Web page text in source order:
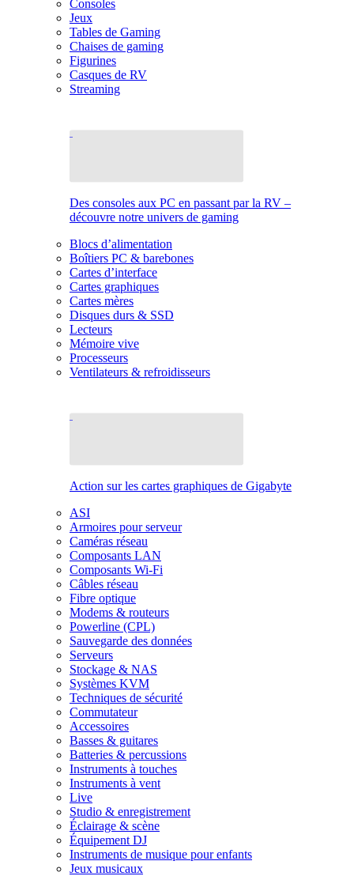
Consoles
Jeux
Tables de Gaming
Chaises de gaming
Figurines
Casques de RV
Streaming
Des consoles aux PC en passant par la RV –
découvre notre univers de gaming
Blocs d’alimentation
Boîtiers PC & barebones
Cartes d’interface
Cartes graphiques
Cartes mères
Disques durs & SSD
Lecteurs
Mémoire vive
Processeurs
Ventilateurs & refroidisseurs
Action sur les cartes graphiques de Gigabyte
ASI
Armoires pour serveur
Caméras réseau
Composants LAN
Composants Wi-Fi
Câbles réseau
Fibre optique
Modems & routeurs
Powerline (CPL)
Sauvegarde des données
Serveurs
Stockage & NAS
Systèmes KVM
Techniques de sécurité
Commutateur
Accessoires
Basses & guitares
Batteries & percussions
Instruments à touches
Instruments à vent
Live
Studio & enregistrement
Éclairage & scène
Équipement DJ
Instruments de musique pour enfants
Jeux musicaux